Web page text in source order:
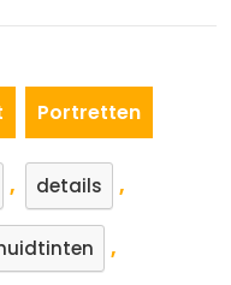
Portretten
, details ,
,